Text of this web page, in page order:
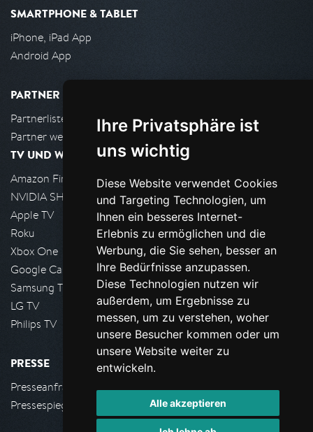
Ihre Privatsphäre ist
uns wichtig
Diese Website verwendet Cookies
und Targeting Technologien, um
Ihnen ein besseres Internet-
Erlebnis zu ermöglichen und die
Werbung, die Sie sehen, besser an
Ihre Bedürfnisse anzupassen.
Diese Technologien nutzen wir
außerdem, um Ergebnisse zu
messen, um zu verstehen, woher
unsere Besucher kommen oder um
unsere Website weiter zu
entwickeln.
Alle akzeptieren
SMARTPHONE & TABLET
iPhone, iPad App
Android App
PARTNER
Partnerliste
Partner werden
TV UND WOHNZIMMER
Amazon FireTV
NVIDIA SHIELD, Google TV
Apple TV
Roku
Xbox One
Google Cast
Samsung TV
LG TV
Philips TV
PRESSE
Presseanfrage stellen
Pressespiegel